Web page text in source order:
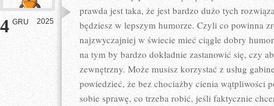
4 GRU 2025
prawda jest taka, że jest bardzo dużo tych
będziesz w lepszym humorze. Czyli co powinna
najzwyczajniej w świecie mieć ciągle dobry
na tym by bardzo dokładnie zastanowić się, czy
zewnętrzny. Może musisz korzystać z usług
powiedzieć, że bez chociażby cienia wątpliwości
sobie sprawę, co trzeba robić, jeśli faktycznie